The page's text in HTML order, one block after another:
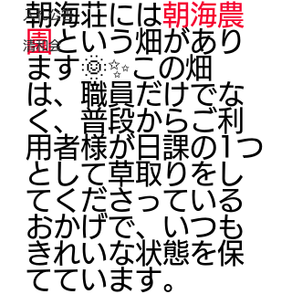
入札公告
清和会
朝海荘には朝海農
園という畑があり
ます🌞✨この畑
は、職員だけでな
く、普段からご利
用者様が日課の1つ
として草取りをし
てくださっている
おかげで、いつも
きれいな状態を保
てています。